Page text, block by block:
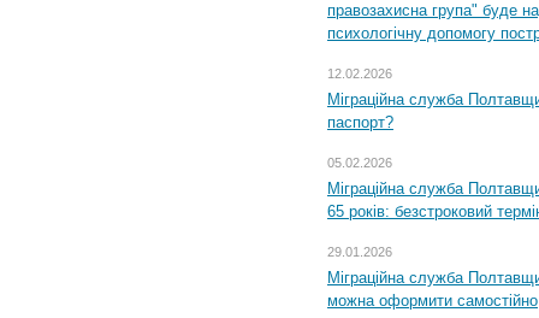
правозахисна група" буде
психологічну допомогу
12.02.2026
Міграційна служба
паспорт?
05.02.2026
Міграційна служба
65 років: безстроковий
29.01.2026
Міграційна служба
можна оформити самостійно